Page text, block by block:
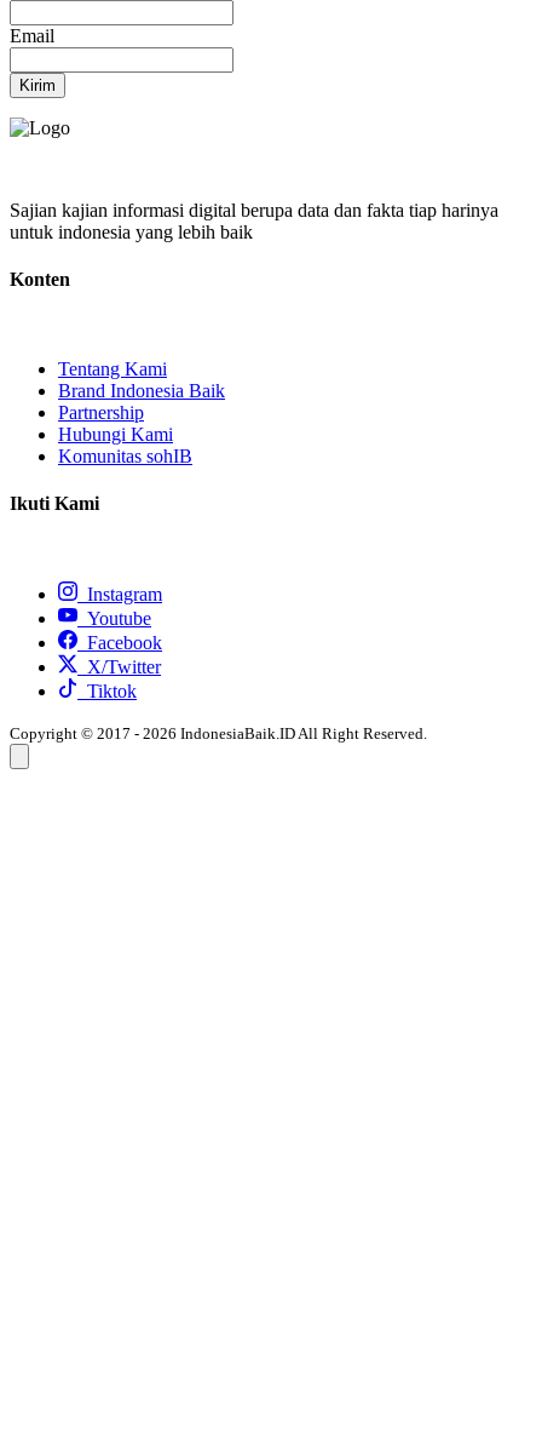
Email
Kirim
Sajian kajian informasi digital berupa data dan fakta tiap harinya
untuk indonesia yang lebih baik
Konten
Tentang Kami
Brand Indonesia Baik
Partnership
Hubungi Kami
Komunitas sohIB
Ikuti Kami
Instagram
Youtube
Facebook
X/Twitter
Tiktok
Copyright © 2017 - 2026 IndonesiaBaik.ID All Right Reserved.